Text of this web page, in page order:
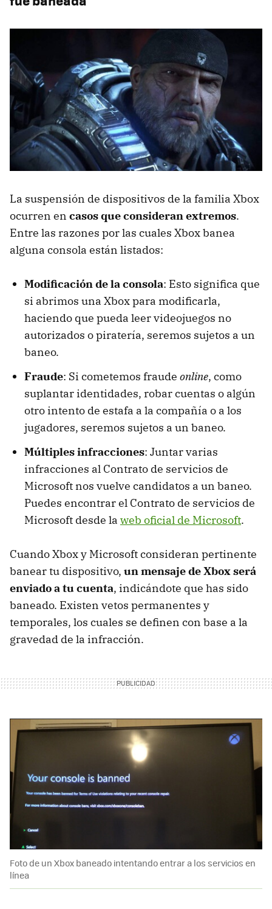
La suspensión de dispositivos de la familia Xbox
ocurren en casos que consideran extremos.
Entre las razones por las cuales Xbox banea
alguna consola están listados:
Modificación de la consola: Esto significa que
si abrimos una Xbox para modificarla,
haciendo que pueda leer videojuegos no
autorizados o piratería, seremos sujetos a un
baneo.
Fraude: Si cometemos fraude online, como
suplantar identidades, robar cuentas o algún
otro intento de estafa a la compañía o a los
jugadores, seremos sujetos a un baneo.
Múltiples infracciones: Juntar varias
infracciones al Contrato de servicios de
Microsoft nos vuelve candidatos a un baneo.
Puedes encontrar el Contrato de servicios de
Microsoft desde la web oficial de Microsoft.
Cuando Xbox y Microsoft consideran pertinente
banear tu dispositivo, un mensaje de Xbox será
enviado a tu cuenta, indicándote que has sido
baneado. Existen vetos permanentes y
temporales, los cuales se definen con base a la
gravedad de la infracción.
Foto de un Xbox baneado intentando entrar a los servicios en
línea